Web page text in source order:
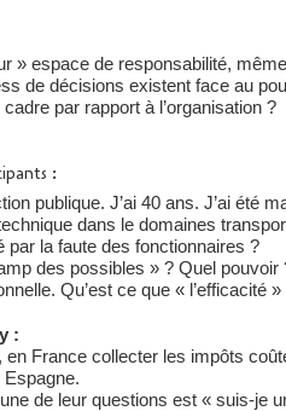
» espace de responsabilité,
de décisions existent face au
par rapport à l’organisation ?
:
publique. J’ai 40 ans. J’ai été
dans le domaines
par la faute des fonctionnaires ?
des possibles » ? Quel pouvoir
Qu’est ce que « l’efficacité
:
France collecter les impôts
Espagne.
de leur questions est « suis-je